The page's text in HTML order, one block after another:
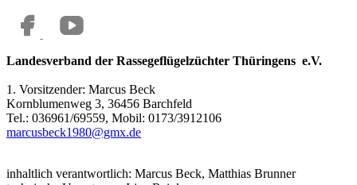
Landesverband der Rassegeflügelzüchter Thüringens e.V.
1. Vorsitzender: Marcus Beck
Kornblumenweg 3, 36456 Barchfeld
Tel.: 036961/69559, Mobil: 0173/3912106
marcusbeck1980@gmx.de
inhaltlich verantwortlich: Marcus Beck, Matthias Brunner